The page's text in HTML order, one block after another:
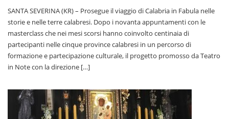
SANTA SEVERINA (KR) – Prosegue il viaggio di Calabria in Fabula nelle
storie e nelle terre calabresi. Dopo i novanta appuntamenti con le
masterclass che nei mesi scorsi hanno coinvolto centinaia di
partecipanti nelle cinque province calabresi in un percorso di
formazione e partecipazione culturale, il progetto promosso da Teatro
in Note con la direzione […]